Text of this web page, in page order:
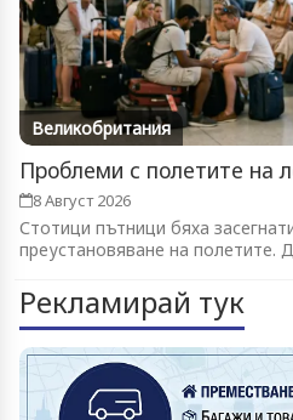
Великобритания
Проблеми с полетите на
8 Август 2026
Стотици пътници бяха
преустановяване на полетите.
Рекламирай тук